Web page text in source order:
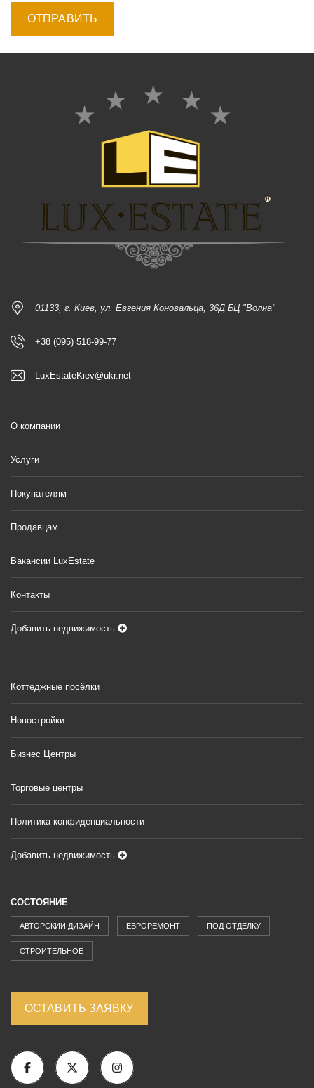
01133, г. Киев, ул. Евгения Коновальца, 36Д БЦ "Волна"
+38 (095) 518-99-77
LuxEstateKiev@ukr.net
О компании
Услуги
Покупателям
Продавцам
Вакансии LuxEstate
Контакты
Добавить недвижимость
Коттеджные посёлки
Новостройки
Бизнес Центры
Торговые центры
Политика конфиденциальности
Добавить недвижимость
СОСТОЯНИЕ
АВТОРСКИЙ ДИЗАЙН ЕВРОРЕМОНТ ПОД ОТДЕЛКУ
СТРОИТЕЛЬНОЕ
ОСТАВИТЬ ЗАЯВКУ